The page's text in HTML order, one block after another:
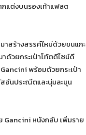
แต่งบนรองเท้าแฟลต
าสร้างสรรค์ใหม่ด้วยขนแกะ
ด้วยกระเป๋าโท้ตดีไซน์ดี
พร้อมด้วยกระเป๋า
อันประณีตและนุ่มละมุน
หนังกลับ เพิ่มราย